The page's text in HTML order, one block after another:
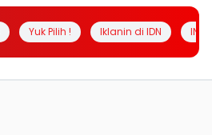
Yuk Pilih ! Iklanin di IDN